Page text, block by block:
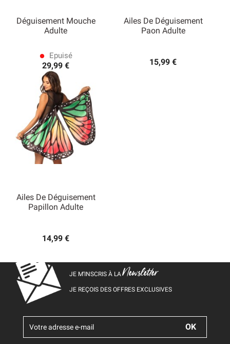
Déguisement Mouche
Adulte
lens Epuisé
29,99 €
Ailes De Déguisement
Paon Adulte
15,99 €
Ailes De Déguisement
Papillon Adulte
14,99 €
JE M’INSCRIS À LANewsletter
JE REÇOIS DES OFFRES EXCLUSIVES